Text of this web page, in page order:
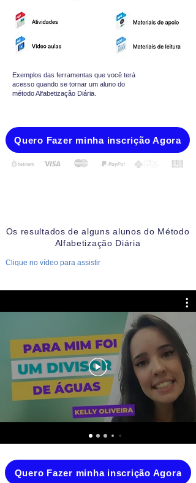
Exemplos das ferramentas que você terá
acesso quando se tornar um aluno do
método Alfabetização Diária.
Quero Fazer minha inscrição Agora
Os resultados de alguns alunos do Método
Alfabetização Diária
Clique no vídeo para assistir
Quero Fazer minha inscrição Agora